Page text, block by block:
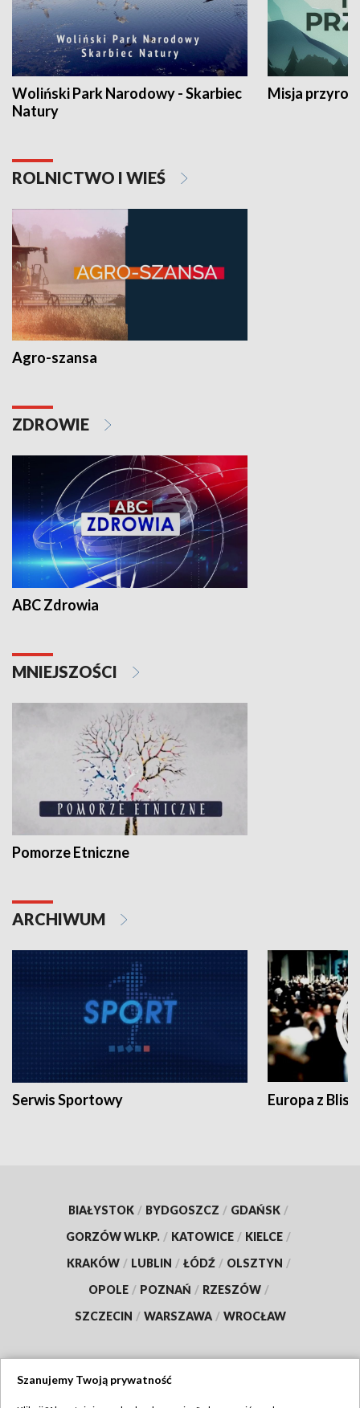
Woliński Park Narodowy - Skarbiec
Natury
Misja
ROLNICTWO I WIEŚ
Agro-szansa
ZDROWIE
ABC Zdrowia
MNIEJSZOŚCI
Pomorze Etniczne
ARCHIWUM
Serwis Sportowy Europa z
BIAŁYSTOK / BYDGOSZCZ / GDAŃSK /
GORZÓW WLKP. / KATOWICE / KIELCE /
KRAKÓW / LUBLIN / ŁÓDŹ / OLSZTYN /
OPOLE / POZNAŃ / RZESZÓW /
SZCZECIN / WARSZAWA / WROCŁAW
Szanujemy Twoją prywatność